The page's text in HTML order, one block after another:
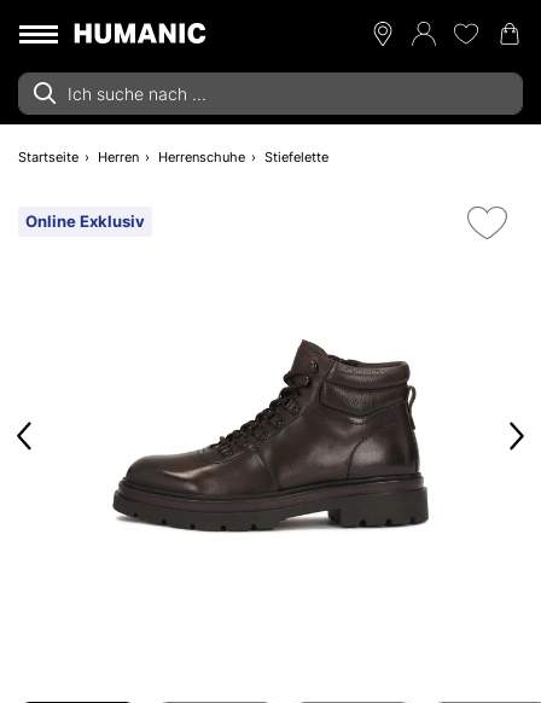
Startseite Herren Herrenschuhe Stiefelette
Online Exklusiv